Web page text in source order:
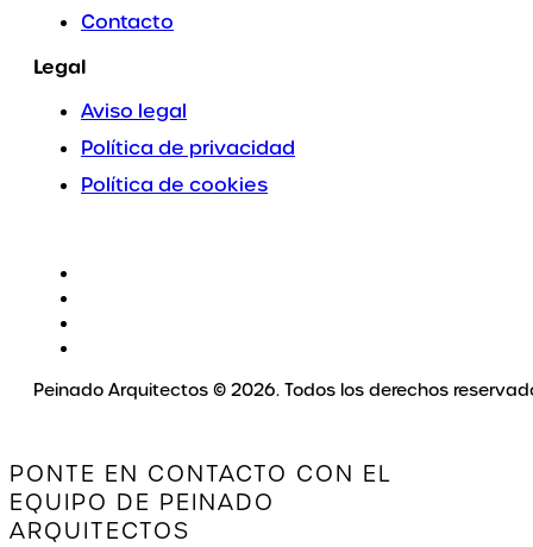
Contacto
Legal
Aviso legal
Política de privacidad
Política de cookies
Peinado Arquitectos © 2026. Todos los derechos
PONTE EN CONTACTO CON EL
EQUIPO DE PEINADO
ARQUITECTOS